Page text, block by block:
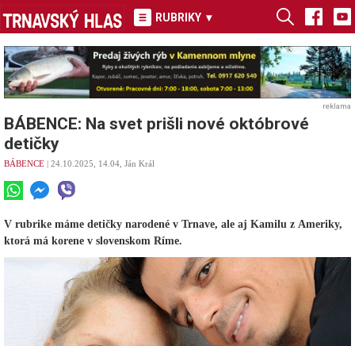
RUBRIKY ▾
reklama
BÁBENCE: Na svet prišli nové októbrové
detičky
BÁBENCE | 24.10.2025, 14.04, Ján Král
V rubrike máme detičky narodené v Trnave, ale aj Kamilu z Ameriky,
ktorá má korene v slovenskom Ríme.